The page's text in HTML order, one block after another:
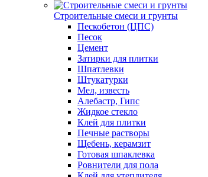
Строительные смеси и грунты
Пескобетон (ЦПС)
Песок
Цемент
Затирки для плитки
Шпатлевки
Штукатурки
Мел, известь
Алебастр, Гипс
Жидкое стекло
Клей для плитки
Печные растворы
Щебень, керамзит
Готовая шпаклевка
Ровнители для пола